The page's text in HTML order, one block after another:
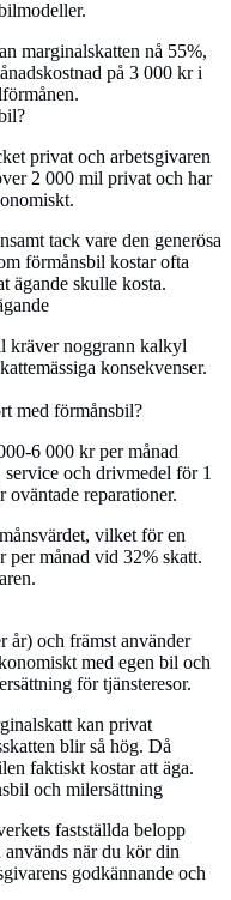
marginalskatten nå 55%,
på 3 000 kr i
privat och arbetsgivaren
2 000 mil privat och har
tack vare den generösa
förmånsbil kostar ofta
ägande skulle kosta.
kräver noggrann kalkyl
konsekvenser.
med förmånsbil?
6 000 kr per månad
och drivmedel för 1
reparationer.
vilket för en
månad vid 32% skatt.
år) och främst använder
med egen bil och
för tjänsteresor.
kan privat
blir så hög. Då
faktiskt kostar att äga.
och milersättning
fastställda belopp
när du kör din
godkännande och